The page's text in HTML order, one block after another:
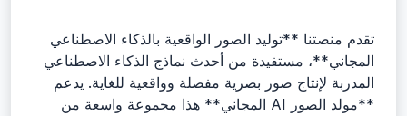
تقدم منصتنا **توليد الصور الواقعية بالذكاء الاصطناعي
المجاني**، مستفيدة من أحدث نماذج الذكاء الاصطناعي
المدربة لإنتاج صور بصرية مفصلة وواقعية للغاية. يدعم
**مولد الصور AI المجاني** هذا مجموعة واسعة من